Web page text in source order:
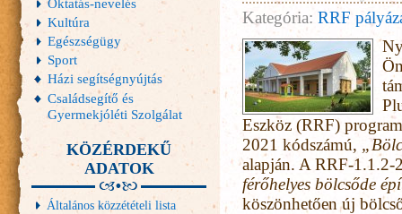
Kategória: RRF
Eszköz (RRF)
2021 kódszámú,
alapján. A RRF-
férőhelyes bölcsőde
köszönhetően új
Oktatás-nevelés
Kultúra
Egészségügy
Sport
Házi segítségnyújtás
Családsegítő és
Gyermekjóléti Szolgálat
KÖZÉRDEKŰ
ADATOK
Általános közzétételi lista